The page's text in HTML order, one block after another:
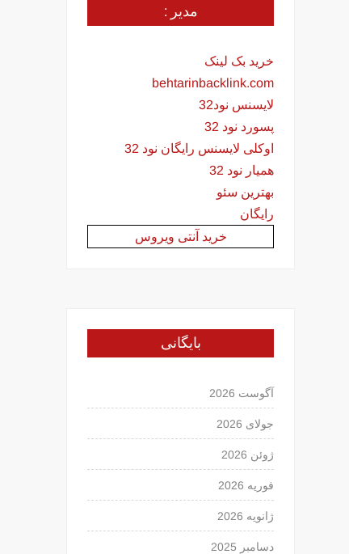
مدیر :
خرید بک لینک
behtarinbacklink.com
لایسنس نود32
پسورد نود 32
اوکلی لایسنس رایگان نود 32
همیار نود 32
بهترین سئو
رایگان
خرید آنتی ویروس
بایگانی
آگوست 2026
جولای 2026
ژوئن 2026
فوریه 2026
ژانویه 2026
دسامبر 2025